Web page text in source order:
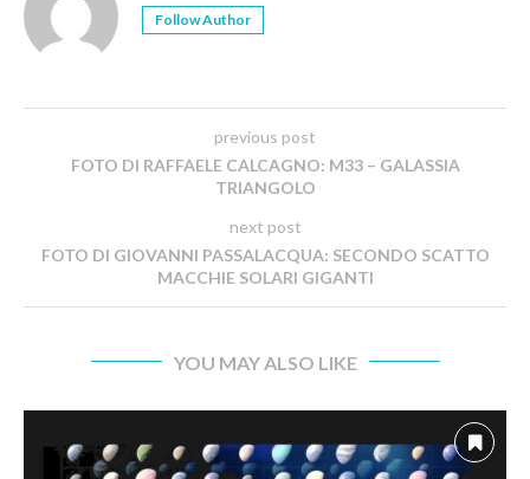
Follow Author
previous post
FOTO DI RAFFAELE CALCAGNO: M33 – GALASSIA
TRIANGOLO
next post
FOTO DI GIOVANNI PASSALACQUA: SECONDO SCATTO
MACCHIE SOLARI GIGANTI
YOU MAY ALSO LIKE